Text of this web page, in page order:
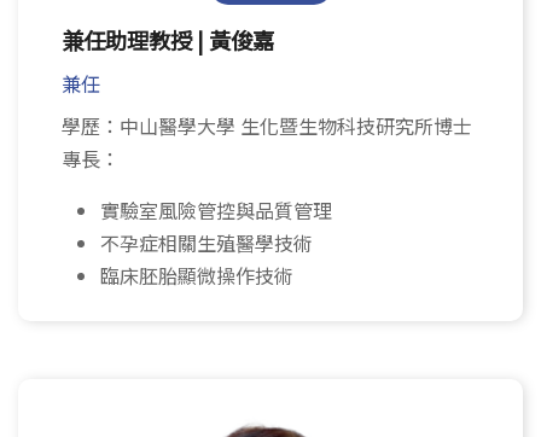
兼任助理教授 | 黃俊嘉
兼任
學歷：中山醫學大學 生化暨生物科技研究所博士
專長：
實驗室風險管控與品質管理
不孕症相關生殖醫學技術
臨床胚胎顯微操作技術